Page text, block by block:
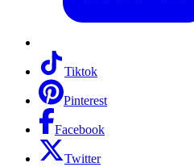
Tiktok
Pinterest
Facebook
Twitter